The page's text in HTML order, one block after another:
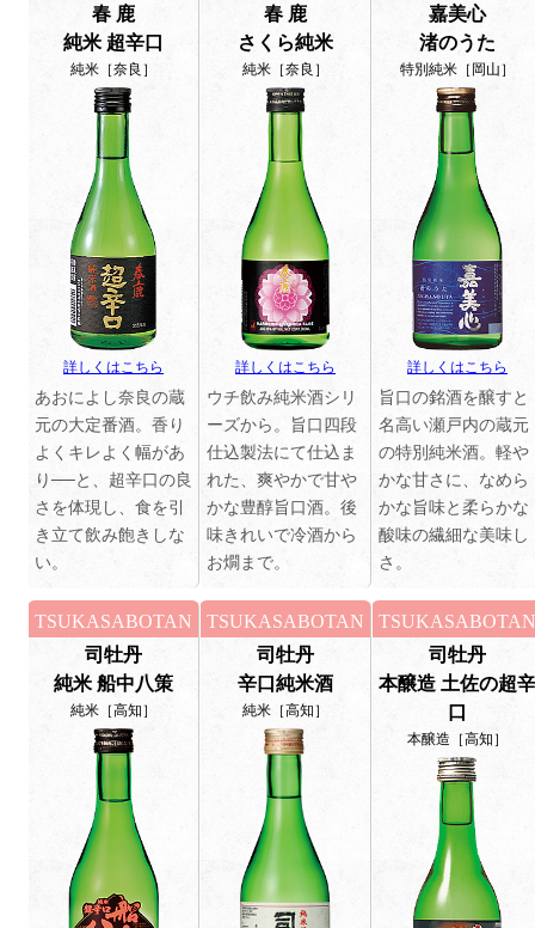
春 鹿
純米 超辛口
純米［奈良］
詳しくはこちら
あおによし奈良の蔵
元の大定番酒。香り
よくキレよく幅があ
り──と、超辛口の良
さを体現し、食を引
き立て飲み飽きしな
い。
春 鹿
さくら純米
純米［奈良］
詳しくはこちら
ウチ飲み純米酒シリ
ーズから。旨口四段
仕込製法にて仕込ま
れた、爽やかで甘や
かな豊醇旨口酒。後
味きれいで冷酒から
お燗まで。
嘉美心
渚のうた
特別純米［岡山］
詳しくはこちら
旨口の銘酒を醸すと
名高い瀬戸内の蔵元
の特別純米酒。軽や
かな甘さに、なめら
かな旨味と柔らかな
酸味の繊細な美味し
さ。
TSUKASABOTAN
司牡丹
純米 船中八策
純米［高知］
TSUKASABOTAN
司牡丹
辛口純米酒
純米［高知］
TSUKASABOTAN
司牡丹
本醸造 土佐の超辛
口
本醸造［高知］